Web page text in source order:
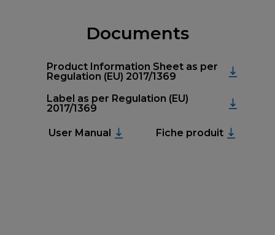
Documents
Product Information Sheet as per
Regulation (EU) 2017/1369
Label as per Regulation (EU)
2017/1369
User Manual Fiche produit